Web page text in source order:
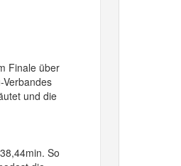
Finale über
und die
So